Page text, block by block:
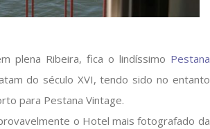
plena Ribeira, fica o lindíssimo Pestana
do século XVI, tendo sido no entanto
para Pestana Vintage.
o Hotel mais fotografado da